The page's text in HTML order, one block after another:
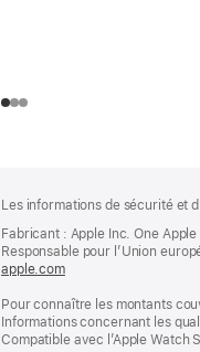
de
page
de
bas
de
page
Les informations de sécurité et
Fabricant : Apple Inc. One
Responsable pour l’Union
apple.com(s’ouvre
une
nouvelle
fenêtre)
Pour connaître les montants
Informations concernant les
Compatible avec l’Apple Watch